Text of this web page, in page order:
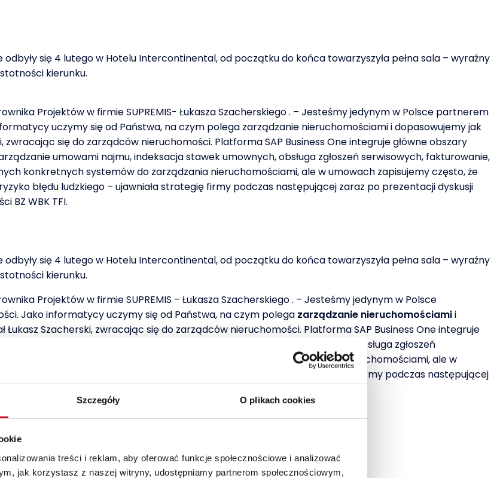
Szczegóły O plikach cookies
treści i reklam, aby oferować funkcje społecznościowe i analizować
jak korzystasz z naszej witryny, udostępniamy partnerom społecznościowym,
się 4 lutego w Hotelu Intercontinental, od początku do końca towarzyszyła pełna sala – wyraźny
kierunku.
Projektów w firmie SUPREMIS- Łukasza Szacherskiego . – Jesteśmy jedynym w Polsce partnerem
uczymy się od Państwa, na czym polega zarządzanie nieruchomościami i dopasowujemy jak
się do zarządców nieruchomości. Platforma SAP Business One integruje główne obszary
umowami najmu, indeksacja stawek umownych, obsługa zgłoszeń serwisowych, fakturowanie,
konkretnych systemów do zarządzania nieruchomościami, ale w umowach zapisujemy często, że
błędu ludzkiego – ujawniała strategię firmy podczas następującej zaraz po prezentacji dyskusji
BZ WBK TFI.
się 4 lutego w Hotelu Intercontinental, od początku do końca towarzyszyła pełna sala – wyraźny
kierunku.
Projektów w firmie SUPREMIS – Łukasza Szacherskiego . – Jesteśmy jedynym w Polsce
Jako informatycy uczymy się od Państwa, na czym polega zarządzanie nieruchomościamii
Szacherski, zwracając się do zarządców nieruchomości. Platforma SAP Business One integruje
takie jak zarządzanie umowami najmu, indeksacja stawek umownych, obsługa zgłoszeń
zarządcom żadnych konkretnych systemów do zarządzania nieruchomościami, ale w
minimalizujące ryzyko błędu ludzkiego – ujawniała strategię firmy podczas następującej
portfela nieruchomości BZ WBK TFI.